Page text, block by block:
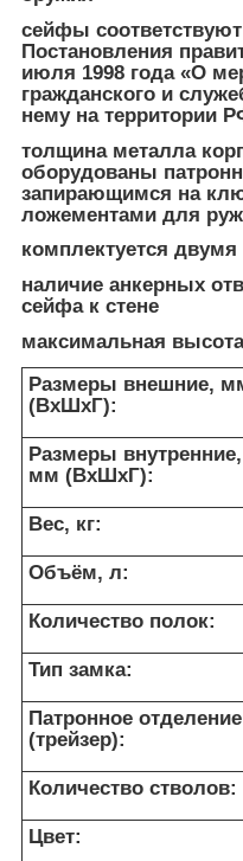
сейфы
Постановления
июля 1998 года «О
гражданского и
нему на территории
толщина металла
оборудованы
запирающимся на
ложементами для
комплектуется
наличие анкерных
сейфа к стене
максимальная
Размеры внешние,
(ВхШхГ):
Размеры внутренние,
мм (ВхШхГ):
Вес, кг:
Объём, л:
Количество полок:
Тип замка:
Патронное отделение
(трейзер):
Количество стволов:
Цвет: